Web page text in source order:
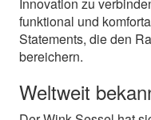
funktional und
Statements, die den
bereichern.
Weltweit